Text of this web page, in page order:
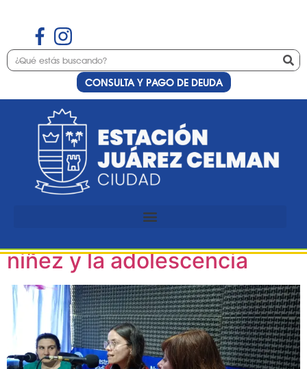
CONSULTA Y PAGO DE DEUDA
Etiqueta:MUNA
MUNA volvió a la Estación
87.9 para concientizar
niñez y la adolescencia